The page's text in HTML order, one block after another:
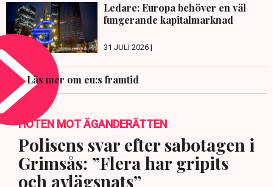
Ledare: Europa behöver en väl
fungerande kapitalmarknad
31 JULI 2026 |
Läs mer om eu:s framtid
HOTEN MOT ÄGANDERÄTTEN
Polisens svar efter sabotagen i
Grimsås: ”Flera har gripits
och avlägsnats”